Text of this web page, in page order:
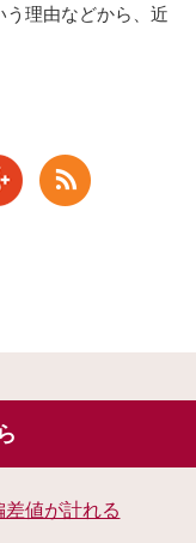
理由などから、近
値が計れる